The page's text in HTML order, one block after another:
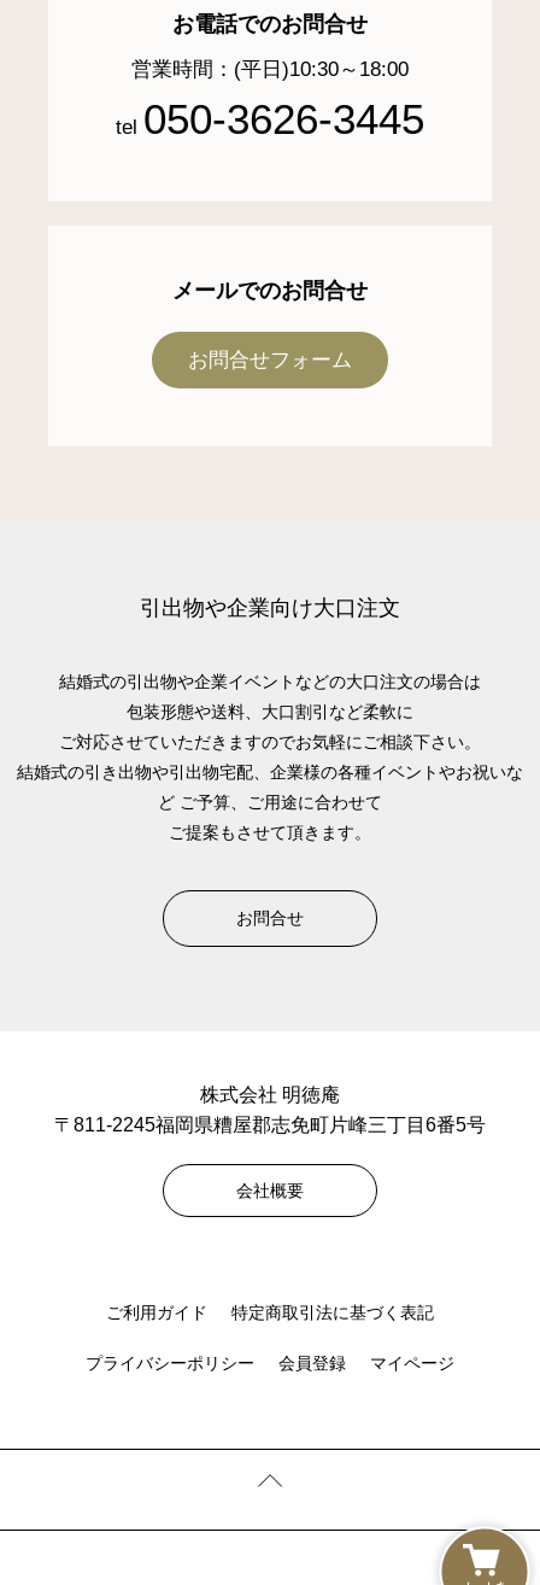
お電話でのお問合せ
営業時間：(平日)10:30～18:00
tel 050-3626-3445
メールでのお問合せ
お問合せフォーム
引出物や企業向け大口注文
結婚式の引出物や企業イベントなどの大口注文の場合は
包装形態や送料、大口割引など柔軟に
ご対応させていただきますのでお気軽にご相談下さい。
結婚式の引き出物や引出物宅配、企業様の各種イベントやお祝いな
ど ご予算、ご用途に合わせて
ご提案もさせて頂きます。
お問合せ
株式会社 明徳庵
〒811-2245福岡県糟屋郡志免町片峰三丁目6番5号
会社概要
ご利用ガイド 特定商取引法に基づく表記
プライバシーポリシー 会員登録 マイページ